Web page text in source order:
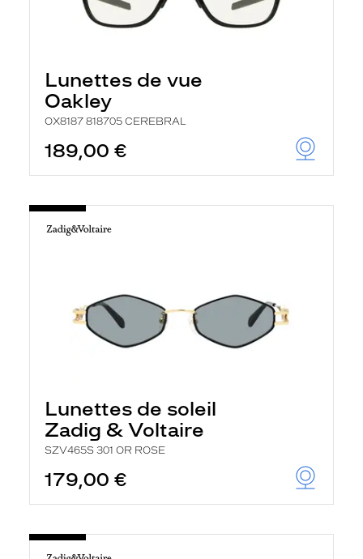
Lunettes de vue
Oakley
OX8187 818705 CEREBRAL
189,00 €
Lunettes de soleil
Zadig & Voltaire
SZV465S 301 OR ROSE
179,00 €